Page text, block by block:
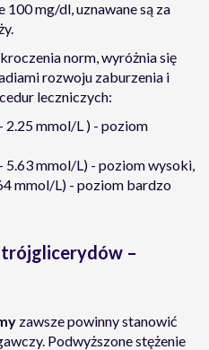
mg/dl, uznawane są za
norm, wyróżnia się
rozwoju zaburzenia i
leczniczych:
2.25 mmol/L ) - poziom
5.63 mmol/L) - poziom wysoki,
mmol/L) - poziom bardzo
–
zawsze powinny stanowić
Podwyższone stężenie